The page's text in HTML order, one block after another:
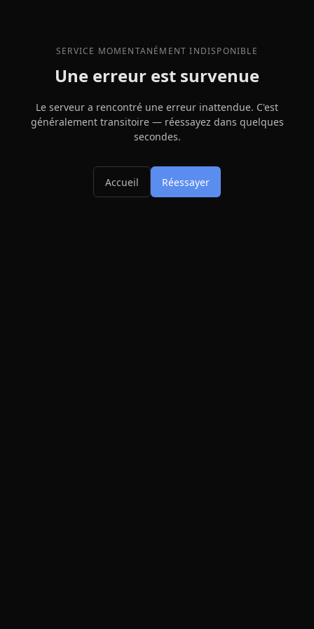
SERVICE MOMENTANÉMENT INDISPONIBLE
Une erreur est survenue
Le serveur a rencontré une erreur inattendue. C'est
généralement transitoire — réessayez dans quelques
secondes.
Accueil Réessayer